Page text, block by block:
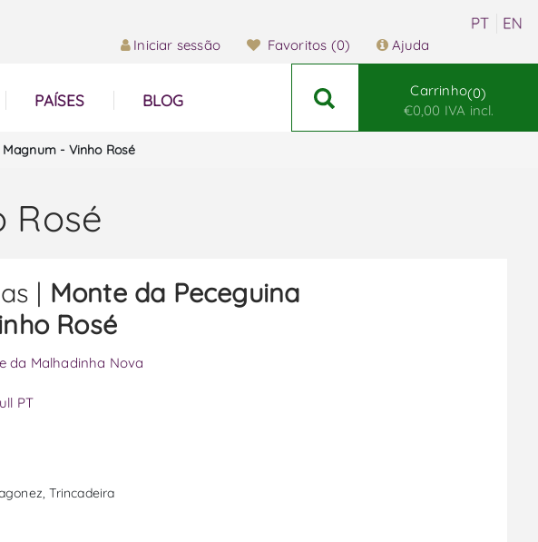
Iniciar sessão Favoritos (0) Ajuda
PAÍSES BLOG
Carrinho 0
€0,00 IVA incl.
- Vinho Rosé
Rosé
| Monte da Peceguina
Rosé
da Malhadinha Nova
PT
Trincadeira